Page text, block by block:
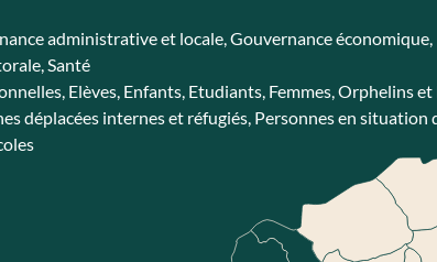
administrative et locale,Gouvernance économique,
,Santé
, Elèves, Enfants, Etudiants, Femmes,Orphelins et
déplacées internes et réfugiés, Personnes en situation